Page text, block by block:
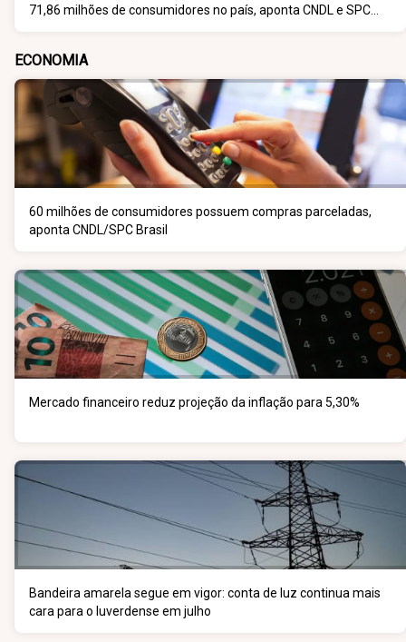
71,86 milhões de consumidores no país, aponta CNDL e SPC
ECONOMIA
60 milhões de consumidores possuem compras parceladas,
aponta CNDL/SPC Brasil
Mercado financeiro reduz projeção da inflação para 5,30%
Bandeira amarela segue em vigor: conta de luz continua mais
cara para o luverdense em julho